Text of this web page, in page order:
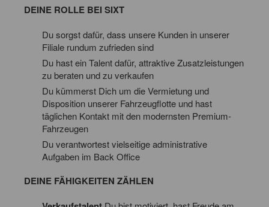
DEINE ROLLE BEI SIXT
Du sorgst dafür, dass unsere Kunden in unserer
Filiale rundum zufrieden sind
Du hast ein Talent dafür, attraktive Zusatzleistungen
zu beraten und zu verkaufen
Du kümmerst Dich um die Vermietung und
Disposition unserer Fahrzeugflotte und hast
täglichen Kontakt mit den modernsten Premium-
Fahrzeugen
Du verantwortest vielseitige administrative
Aufgaben im Back Office
DEINE FÄHIGKEITEN ZÄHLEN